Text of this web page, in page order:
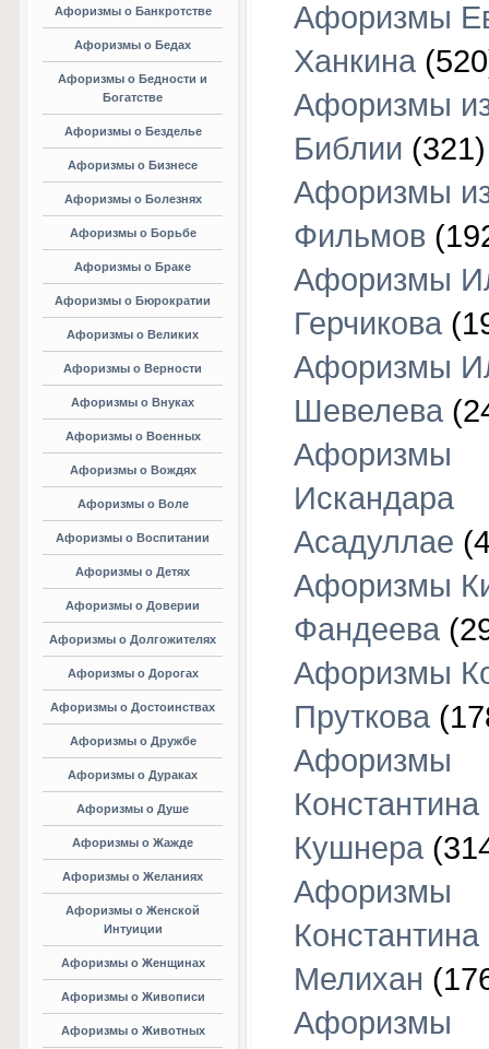
Афоризмы о Банкротстве
Афоризмы о Бедах
Афоризмы о Бедности и
Богатстве
Афоризмы о Безделье
Афоризмы о Бизнесе
Афоризмы о Болезнях
Афоризмы о Борьбе
Афоризмы о Браке
Афоризмы о Бюрократии
Афоризмы о Великих
Афоризмы о Верности
Афоризмы о Внуках
Афоризмы о Военных
Афоризмы о Вождях
Афоризмы о Воле
Афоризмы о Воспитании
Афоризмы о Детях
Афоризмы о Доверии
Афоризмы о Долгожителях
Афоризмы о Дорогах
Афоризмы о Достоинствах
Афоризмы о Дружбе
Афоризмы о Дураках
Афоризмы о Душе
Афоризмы о Жажде
Афоризмы о Желаниях
Афоризмы о Женской
Интуиции
Афоризмы о Женщинах
Афоризмы о Живописи
Афоризмы о Животных
Афоризмы
Ханкина
Афоризмы
Библии (321)
Афоризмы
Фильмов
Афоризмы
Герчикова
Афоризмы
Шевелева
Афоризмы
Искандара
Асадуллае
Афоризмы
Фандеева
Афоризмы
Пруткова
Афоризмы
Константина
Кушнера
Афоризмы
Константина
Мелихан
Афоризмы